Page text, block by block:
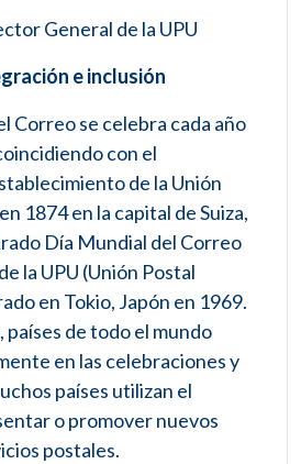
General de la UPU
e inclusión
Correo se celebra cada año
con el
de la Unión
1874 en la capital de Suiza,
Día Mundial del Correo
la UPU (Unión Postal
en Tokio, Japón en 1969.
de todo el mundo
en las celebraciones y
países utilizan el
o promover nuevos
postales.